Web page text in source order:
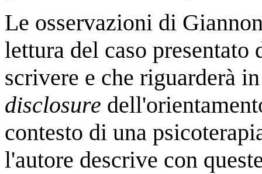
Le osservazioni di
lettura del caso
scrivere e che riguarderà
disclosure
contesto di una
l'autore descrive con